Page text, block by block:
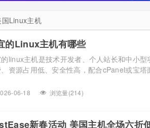
国Linux主机
的Linux主机有哪些
linux主机是技术开发者、个人站长和中小
资源占用低、安全性高，配合cPanel或宝
板、数据中心和售后服务上差异明显。结合
06-18 浏览量(214)
新春活动 美国主机全场六折